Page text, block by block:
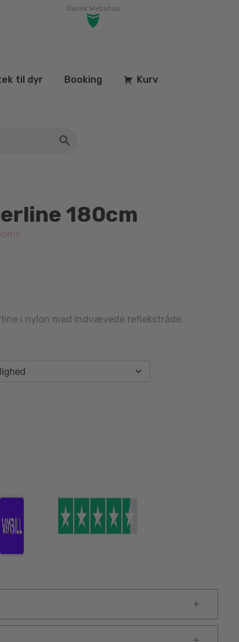
Dansk Webshop
til dyr Booking Kurv
180cm
i nylon med indvævede reflekstråde.